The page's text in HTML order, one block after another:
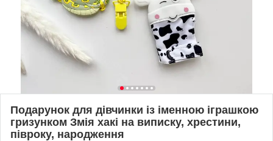
Подарунок для дівчинки із іменною іграшкою
гризунком Змія хакі на виписку, хрестини,
півроку, народження